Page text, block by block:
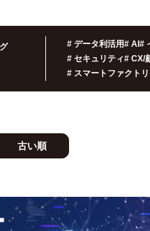
# データ利活用# AI #
# セキュリティ# CX/
# スマートファクト
古い順